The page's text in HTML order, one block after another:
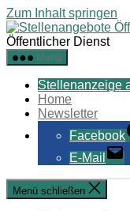
Zum Inhalt springen
Öffentlicher Dienst
Menü
Stellenanzeige
Home
Newsletter
Facebook
E-Mail
Menü schließen